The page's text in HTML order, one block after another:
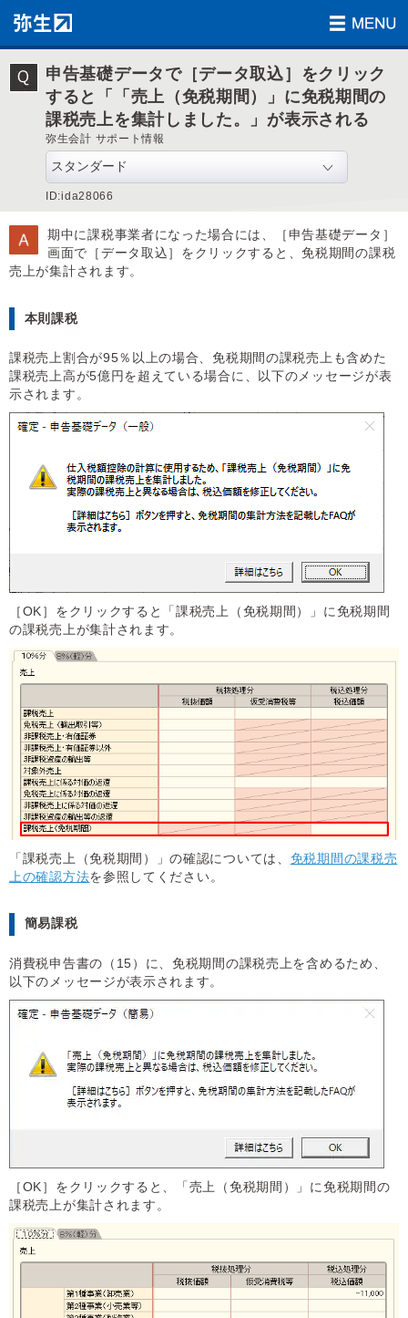
申告基礎データで［データ取込］をクリック
すると「「売上（免税期間）」に免税期間の
課税売上を集計しました。」が表示される
弥生会計 サポート情報
ID:ida28066
期中に課税事業者になった場合には、［申告基礎データ］
画面で［データ取込］をクリックすると、免税期間の課税
売上が集計されます。
本則課税
課税売上割合が95％以上の場合、免税期間の課税売上も含めた
課税売上高が5億円を超えている場合に、以下のメッセージが表
示されます。
［OK］をクリックすると「課税売上（免税期間）」に免税期間
の課税売上が集計されます。
「課税売上（免税期間）」の確認については、 免税期間の課税売
上の確認方法を参照してください。
簡易課税
消費税申告書の（15）に、免税期間の課税売上を含めるため、
以下のメッセージが表示されます。
［OK］をクリックすると、「売上（免税期間）」に免税期間の
課税売上が集計されます。